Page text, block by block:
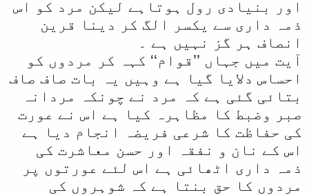
اور بنیادی رول ہوتاہے لیکن مرد کو اس
ذمہ داری سے یکسر الگ کر دینا قرین
انصاف ہر گز نہیں ہے ۔
آیت میں جہاں ’’قوام‘‘ کہہ کر مردوں کو
احساس دلایا گیا ہے وہیں یہ بات صاف صاف
بتائی گئی ہے کہ مرد نے چونکہ مردانہ
صبر وضبط کا مظاہرہ کیا ہے اس نے عورت
کی حفاظت کا شرعی فریضہ انجام دیا ہے
اس کے نان و نفقہ اور حسن معاشرت کی
ذمہ داری اٹھائی ہے اس لئے عورتوں پر
مردوں کا حق بنتا ہے کہ شوہروں کی